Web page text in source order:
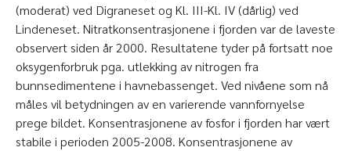
(moderat) ved Digraneset og Kl. III-Kl. IV (dårlig) ved
Lindeneset. Nitratkonsentrasjonene i fjorden var de laveste
observert siden år 2000. Resultatene tyder på fortsatt noe
oksygenforbruk pga. utlekking av nitrogen fra
bunnsedimentene i havnebassenget. Ved nivåene som nå
måles vil betydningen av en varierende vannfornyelse
prege bildet. Konsentrasjonene av fosfor i fjorden har vært
stabile i perioden 2005-2008. Konsentrasjonene av